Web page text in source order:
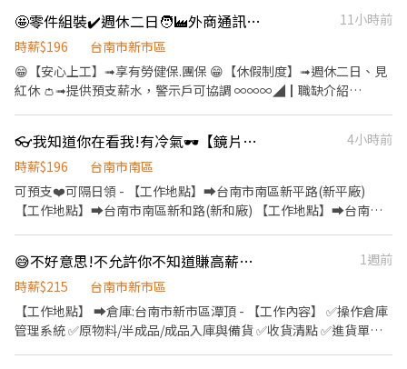
津貼+45元【$250元/時】 【夜班】➡️00:00-09:00➡️時薪215+08月
檔期津貼+75元【$290元/時】 【晚八】➡️20:00-24:00➡️時薪
】 投遞履歷➡快速接洽面試 - ╔~~♥~~♥~~⭐️【 應徵方式 】
⭐️~~♥~~♥~~╗ ↓↓找嘉嘉 工作攏低嘉↓↓ ☎️連絡電
話:0933670253 ☎️加瀨詢問:@927wcdri 陳嘉嘉 ➡️火速找嘉嘉
https://lin.ee/Y30dLdb ╚~~♥~~♥~~⭐️【 快速找工作 】
嘉義大林鎮大埔美園區三路 💼工作內容: 進出貨作業 (商品撿貨、分
貨、理貨) 確認貨品數量正確 異常包裹作業、每日作業異常排除 包
裹條碼掃描 完成主管交辦事項 ⏰上班時間: 📆排休制 ⭐長期早
班:09:00-18:00，休息一小時，時薪200元，檔期津貼15元/時 ⭐長
元/時 ⭐長期晚八:20:00~00:00，時薪200元，檔期津貼30元/時 📆周
休制 ⭐長期早班(休六日):09:00-18:00，休息一小時，時薪200/時，
檔期津貼10元/時 ⭐長期晚班(休六日):15:30~00:30，休息一小時，
時薪205/時，檔期津貼35元/時 ⭐長期大夜班(休六
日):00:00~09:00，休息一小時，時薪210/時，檔期津貼65元/時 ⭐長
期晚八(休日一):20:00~00:00，時薪200元，檔期津貼20元/時 ⭐檔期
津貼需上滿該班別時數方可領取 ∞∞∞◢┃詢問預約┃◣∞∞∞ ✅
✅L.I.N.E.➠@826jcnfy(要加@唷) ✅【快速加入】
➠https://lin.ee/RDrxb6W
🤩零件組裝✔️週休二日🧑‍🏭外商通訊器材廠🧑‍🏭固定班🤩可申請預支⚡️
11小時前
時薪$196
台南市新市區
😁【安心上工】➟享有勞健保.團保 😁【休假制度】➟週休二日、見
紅休 👛➟提供預支薪水，警示戶可協調 ∞∞∞◢┃職缺介紹
驗。 3. 生產需求之相關工作事項。 4. 配合生產需求輪調各工作站
別。 5. 主管交辦事項。 ⏰上班時間: ➡️固定日班: 08:30-17:30 (休息
時間10:00-10:10、12:00-13:00、15:00-15:10) 薪資$29,500元/月
+出勤獎勵金$1,000元/月 ∞∞∞◢┃詢問預約┃◣∞∞∞ ✅服務專
員➠文文小姐 ✅手機➠0932-733-893 ✅L.I.N.E.➠@826jcnfy(要加@
👓我知道你在看我!有冷氣🕶️【鏡片大廠作業員】✅週休六日✅免經驗可-暉
4小時前
時薪$196
台南市南區
可預支❤️可隔日領 - 【工作地點】➡️台南市南區新平路(新平廠)
【工作地點】➡️台南市南區新和路(新和廠) 【工作地點】➡️台南市
容】印刷機台操作、鏡片印刷、鏡片外觀檢驗、有油墨味道 -
➡️【早班】08:00-16:30(輪休30分) ➡️【薪資】30500元.配合加班平
均約36K~38K - ➡️【中班】16:00-00:30(輪休30分) ➡️【薪資】
34000元.配合加班平均約40K~42K ✅中班需在早班受訓兩周 -
⭐️【射出課】(新和廠)射出作業員(站立式作業) 【工作內容】 簡易機
😅不好意思!不允許你不知道賺高薪的工作【時薪215元】新市倉庫人員✅周休六日-銳
1週前
時薪$215
台南市新市區
【工作地點】 ➡️倉庫:台南市新市區潭頂 - 【工作內容】 ✅操作倉庫
管理系統 ✅原物料/半成品/成品入庫與備貨 ✅收貨清點 ✅進貨單開